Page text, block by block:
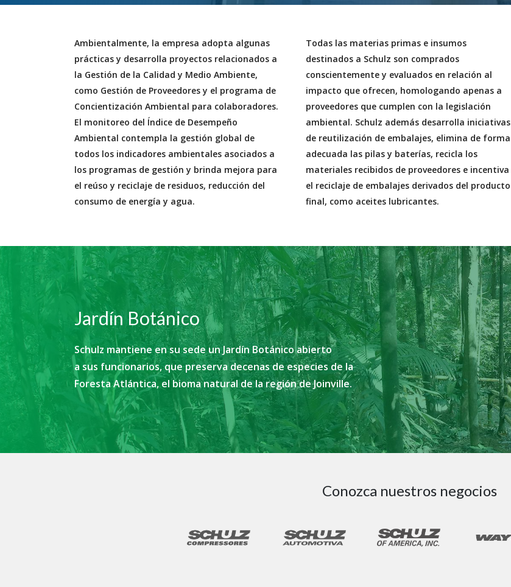
Ambientalmente, la empresa adopta algunas
prácticas y desarrolla proyectos relacionados a
la Gestión de la Calidad y Medio Ambiente,
como Gestión de Proveedores y el programa de
Concientización Ambiental para colaboradores.
El monitoreo del Índice de Desempeño
Ambiental contempla la gestión global de
todos los indicadores ambientales asociados a
los programas de gestión y brinda mejora para
el reúso y reciclaje de residuos, reducción del
consumo de energía y agua.
Todas las materias primas e insumos
destinados a Schulz son comprados
conscientemente y evaluados en relación al
impacto que ofrecen, homologando apenas a
proveedores que cumplen con la legislación
ambiental. Schulz además desarrolla iniciativas
de reutilización de embalajes, elimina de forma
adecuada las pilas y baterías, recicla los
materiales recibidos de proveedores e incentiva
el reciclaje de embalajes derivados del producto
final, como aceites lubricantes.
Jardín Botánico
Schulz mantiene en su sede un Jardín Botánico abierto
a sus funcionarios, que preserva decenas de especies de la
Foresta Atlántica, el bioma natural de la región de Joinville.
Conozca nuestros negocios